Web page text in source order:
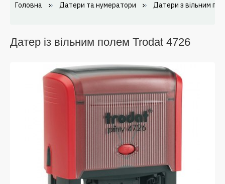
Головна Датери та нумератори Датери з вільним
Датер із вільним полем Trodat 4726